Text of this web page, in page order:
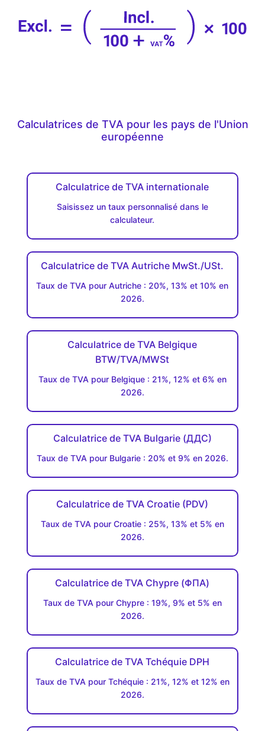
Calculatrices de TVA pour les pays de l'Union
européenne
Calculatrice de TVA internationale
Saisissez un taux personnalisé dans le
calculateur.
Calculatrice de TVA Autriche MwSt./USt.
Taux de TVA pour Autriche : 20%, 13% et 10% en
2026.
Calculatrice de TVA Belgique
BTW/TVA/MWSt
Taux de TVA pour Belgique : 21%, 12% et 6% en
2026.
Calculatrice de TVA Bulgarie (ДДC)
Taux de TVA pour Bulgarie : 20% et 9% en 2026.
Calculatrice de TVA Croatie (PDV)
Taux de TVA pour Croatie : 25%, 13% et 5% en
2026.
Calculatrice de TVA Chypre (ΦΠΑ)
Taux de TVA pour Chypre : 19%, 9% et 5% en
2026.
Calculatrice de TVA Tchéquie DPH
Taux de TVA pour Tchéquie : 21%, 12% et 12% en
2026.